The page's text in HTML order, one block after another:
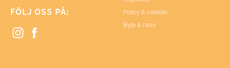
FÖLJ OSS PÅ:
Policy & cookies
Byte & retur